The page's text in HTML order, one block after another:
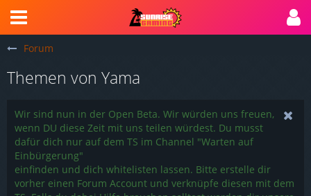
Forum
Themen von Yama
Wir sind nun in der Open Beta. Wir würden uns freuen,
wenn DU diese Zeit mit uns teilen würdest. Du musst
dafür dich nur auf dem TS im Channel "Warten auf
Einbürgerung"
einfinden und dich whitelisten lassen. Bitte erstelle dir
vorher einen Forum Account und verknüpfe diesen mit dem